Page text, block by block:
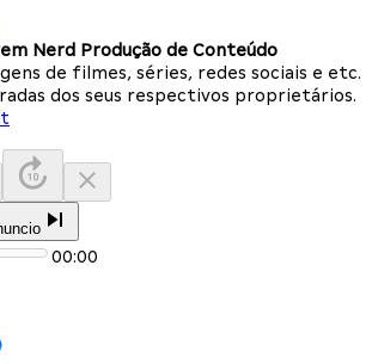
Nerd Produção de Conteúdo
de filmes, séries, redes sociais e etc.
dos seus respectivos proprietários.
00:00